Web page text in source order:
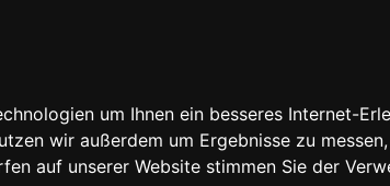
um Ihnen ein besseres Internet-
wir außerdem um Ergebnisse zu
auf unserer Website stimmen Sie der